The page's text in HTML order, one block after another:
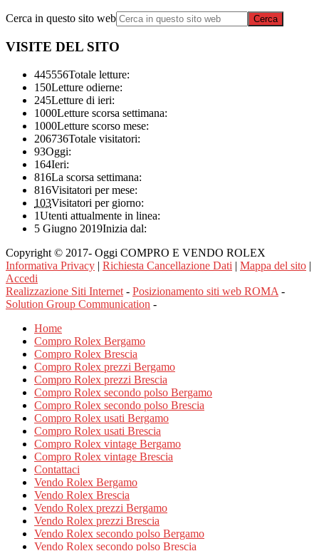
Cerca in questo sito web
VISITE DEL SITO
445556Totale letture:
150Letture odierne:
245Letture di ieri:
1000Letture scorsa settimana:
1000Letture scorso mese:
206736Totale visitatori:
93Oggi:
164Ieri:
816La scorsa settimana:
816Visitatori per mese:
103Visitatori per giorno:
1Utenti attualmente in linea:
5 Giugno 2019Inizia dal:
Copyright © 2017- Oggi COMPRO E VENDO ROLEX
Informativa Privacy | Richiesta Cancellazione Dati | Mappa del sito |
Accedi
Realizzazione Siti Internet - Posizionamento siti web ROMA -
Solution Group Communication -
Home
Compro Rolex Bergamo
Compro Rolex Brescia
Compro Rolex prezzi Bergamo
Compro Rolex prezzi Brescia
Compro Rolex secondo polso Bergamo
Compro Rolex secondo polso Brescia
Compro Rolex usati Bergamo
Compro Rolex usati Brescia
Compro Rolex vintage Bergamo
Compro Rolex vintage Brescia
Contattaci
Vendo Rolex Bergamo
Vendo Rolex Brescia
Vendo Rolex prezzi Bergamo
Vendo Rolex prezzi Brescia
Vendo Rolex secondo polso Bergamo
Vendo Rolex secondo polso Brescia